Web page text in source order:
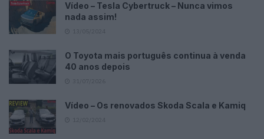
Vídeo – Tesla Cybertruck – Nunca vimos
nada assim!
O Toyota mais português continua à venda
40 anos depois
Vídeo – Os renovados Skoda Scala e Kamiq